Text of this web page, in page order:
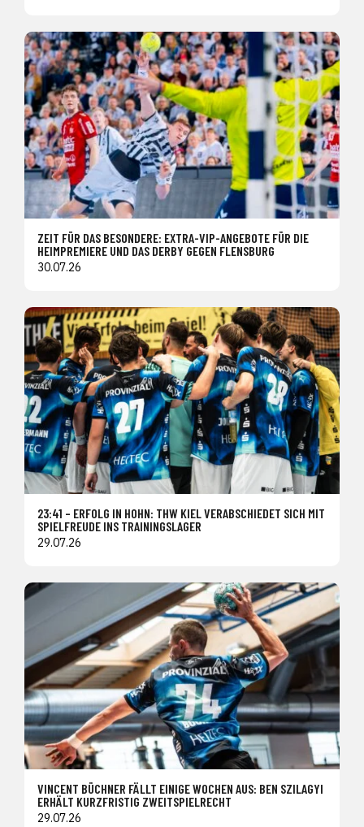
ZEIT FÜR DAS BESONDERE: EXTRA-VIP-ANGEBOTE FÜR DIE
HEIMPREMIERE UND DAS DERBY GEGEN FLENSBURG
30.07.26
23:41 – ERFOLG IN HOHN: THW KIEL VERABSCHIEDET SICH MIT
SPIELFREUDE INS TRAININGSLAGER
29.07.26
VINCENT BÜCHNER FÄLLT EINIGE WOCHEN AUS: BEN SZILAGYI
ERHÄLT KURZFRISTIG ZWEITSPIELRECHT
29.07.26